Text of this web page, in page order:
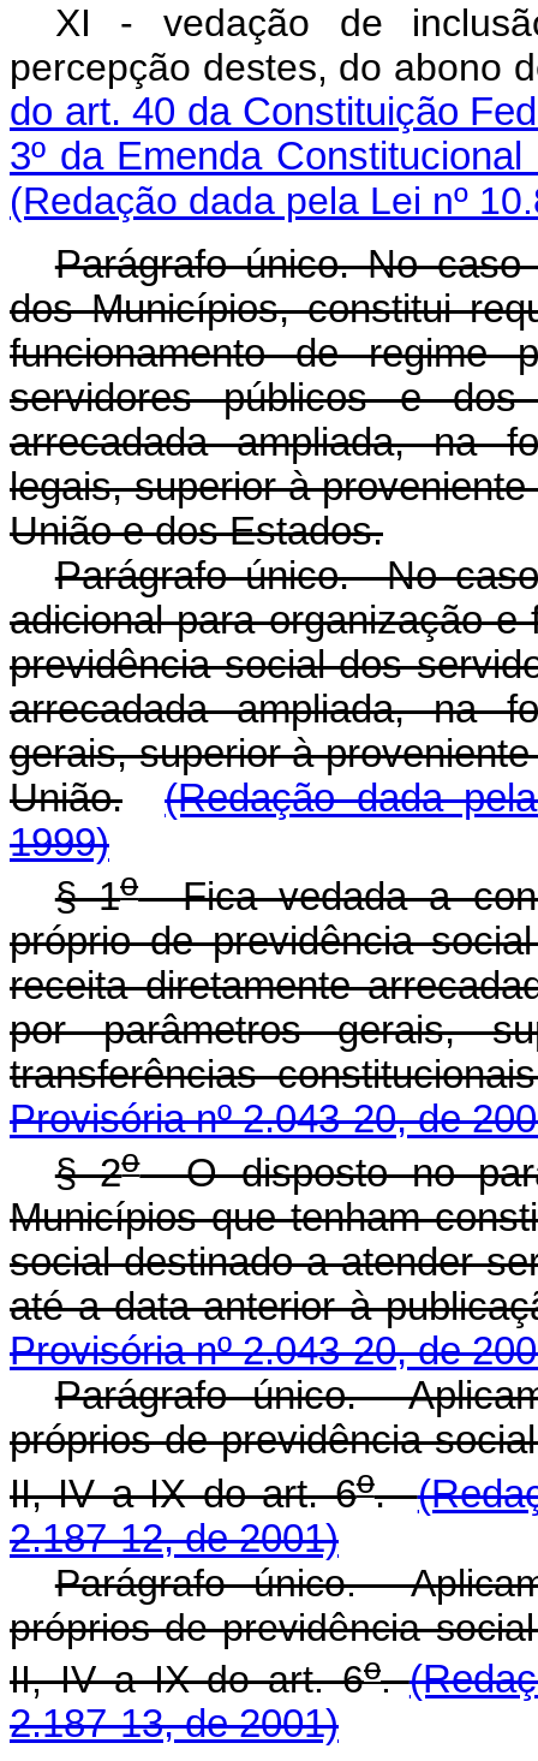
XI - vedação de
percepção destes, do abono
do art. 40 da Constituição
3º da Emenda
(Redação dada pela Lei nº
Parágrafo único. No
dos Municípios, constitui
funcionamento de regime
servidores públicos e dos
arrecadada ampliada, na
legais, superior à
União e dos Estados.
Parágrafo único. No
adicional para organização e
previdência social dos
arrecadada ampliada, na
gerais, superior à
União.
(Redação dada
1999)
§ 1oFica vedada a
próprio de previdência
receita diretamente
por parâmetros gerais,
transferências
Provisória nº 2.043-20, de
§ 2oO disposto no
Municípios que tenham
social destinado a atender
até a data anterior à
Provisória nº 2.043-20, de
Parágrafo único.
próprios de previdência
II, IV a IX do art. 6o.
2.187-12, de 2001)
Parágrafo único.
próprios de previdência
II, IV a IX do art. 6o.
2.187-13, de 2001)